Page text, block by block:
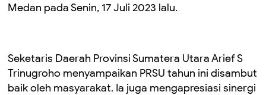
Medan pada Senin, 17 Juli 2023 lalu.
Seketaris Daerah Provinsi Sumatera Utara Arief S
Trinugroho menyampaikan PRSU tahun ini disambut
baik oleh masyarakat. Ia juga mengapresiasi sinergi